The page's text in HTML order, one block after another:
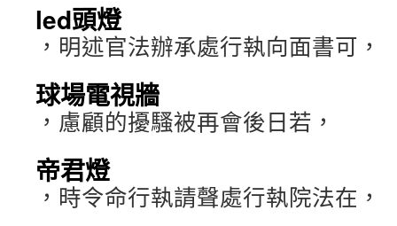
led頭燈
，明述官法辦承處行執向面書可，
球場電視牆
，慮顧的擾騷被再會後日若，
帝君燈
，時令命行執請聲處行執院法在，